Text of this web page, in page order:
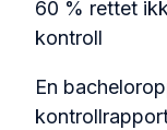
60 % rettet
kontroll
En